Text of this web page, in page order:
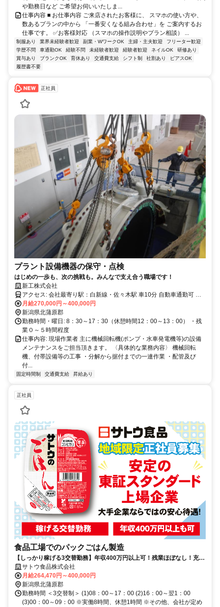
や勤務日など ご希望お伺いいたしま...
仕事内容 ■ お仕事内容 ご来店されたお客様に、 スマホの使い方や、
数あるプランの中から 「一番安くなる組み合わせ」を ご案内するお
仕事です。 ✅️お客様対応 （スマホの操作説明やプラン相談） ...
制服あり 業界未経験者歓迎 副業・WワークOK 主婦・主夫歓迎
フリーター歓迎
学歴不問
車通勤OK 経験不問 未経験者歓迎 経験者歓迎 ネイルOK
研修あり
賞与あり
ブランクOK 育休あり 交通費支給 シフト制 社割あり
ピアスOK
履歴書不要
正社員
プラント設備機器の保守・点検
はじめの一歩も、次の挑戦も。みんなで支え合う職場です！
新工株式会社
アクセス: 会社最寄り駅：白新線・佐々木駅 車10分 自動車通勤可 直
行直帰可
月給270,000円～400,000円
新潟県北蒲原郡
勤務時間・曜日: 8：30～17：30（休憩時間12：00～13：00） ・残
業０～５時間程度
仕事内容: 現場作業者 主に機械回転機(ポンプ・水車発電機等)の設備
メンテナンスをご担当頂きます。 〈具体的な業務内容〉 機械回転
機、付帯設備等の工事 ・分解から据付までの一連作業 ・配管及び
付...
固定時間制 交通費支給 昇給あり
正社員
食品工場でのパックごはん製造
【しっかり稼げる3交替勤務】年収400万円以上可！残業ほぼなし！充実
の福利厚生で社員をサポート
サトウ食品株式会社
月給264,470円～400,000円
新潟県北蒲原郡
勤務時間 ＜3交替制＞ (1)08：00～17：00 (2)16：00～翌1：00
(3)00：00～09：00 ※実働8時間、休憩1時間 ※その他、会社が定め